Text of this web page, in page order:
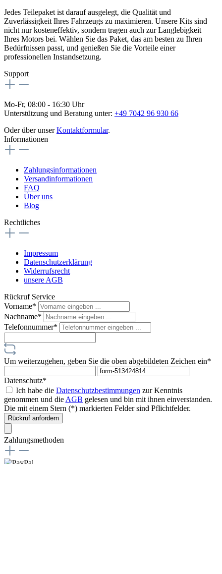
Jedes Teilepaket ist darauf ausgelegt, die Qualität und
Zuverlässigkeit Ihres Fahrzeugs zu maximieren. Unsere Kits sind
nicht nur kosteneffektiv, sondern tragen auch zur Langlebigkeit
Ihres Motors bei. Wählen Sie das Paket, das am besten zu Ihren
Bedürfnissen passt, und genießen Sie die Vorteile einer
professionellen Instandsetzung.
Support
Mo-Fr, 08:00 - 16:30 Uhr
Unterstützung und Beratung unter: +49 7042 96 930 66
Oder über unserKontaktformular.
Informationen
Zahlungsinformationen
Versandinformationen
FAQ
Über uns
Blog
Rechtliches
Impressum
Datenschutzerklärung
Widerrufsrecht
unsere AGB
Rückruf Service
Vorname*
Nachname*
Telefonnummer*
Um weiterzugehen, geben Sie die oben abgebildeten Zeichen ein*
Datenschutz*
Ich habe die Datenschutzbestimmungen zur Kenntnis
genommen und die AGB gelesen und bin mit ihnen einverstanden.
Die mit einem Stern (*) markierten Felder sind Pflichtfelder.
Rückruf anfordern
Zahlungsmethoden